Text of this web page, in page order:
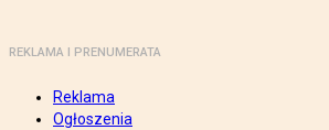
REKLAMA I PRENUMERATA
Reklama
Ogłoszenia